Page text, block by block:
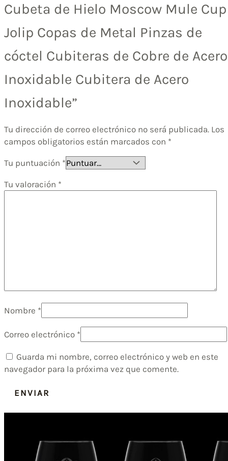
Cubeta de Hielo Moscow Mule Cup
Jolip Copas de Metal Pinzas de
cóctel Cubiteras de Cobre de Acero
Inoxidable Cubitera de Acero
Inoxidable”
Tu dirección de correo electrónico no será publicada. Los
campos obligatorios están marcados con *
Tu puntuación *
Tu valoración *
Nombre *
Correo electrónico *
Guarda mi nombre, correo electrónico y web en este
navegador para la próxima vez que comente.